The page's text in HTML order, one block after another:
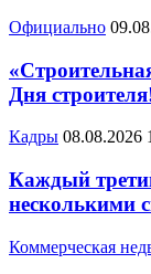
Официально
Дня
Кадры 08.08.2026
Каждый
несколькими
Коммерческая